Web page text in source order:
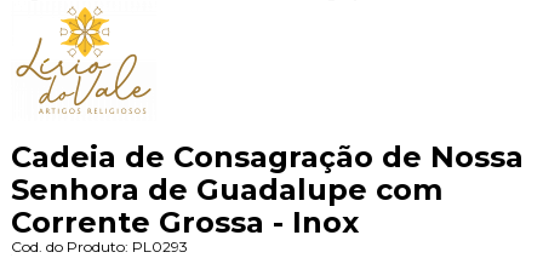
Cadeia de Consagração de Nossa
Senhora de Guadalupe com
Corrente Grossa - Inox
Cod. do Produto: PL0293